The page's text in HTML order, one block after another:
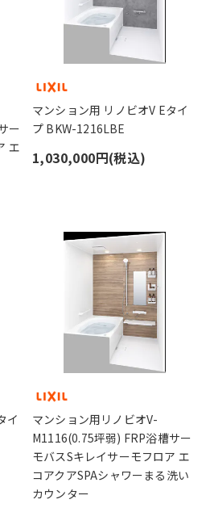
ー
エ
マンション用 リノビオV Eタイ
プ BKW-1216LBE
1,030,000円(税込)
イ
マンション用リノビオV-
M1116(0.75坪弱) FRP浴槽サー
モバスSキレイサーモフロア エ
コアクアSPAシャワーまる洗い
カウンター